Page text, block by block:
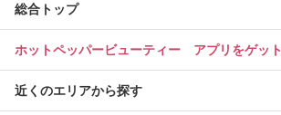
総合トップ
ホットペッパービューティー アプリをゲット
近くのエリアから探す